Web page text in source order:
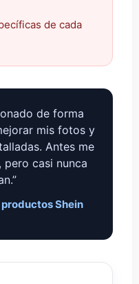
de cada
de forma
mis fotos y
Antes me
pero casi nunca
Shein